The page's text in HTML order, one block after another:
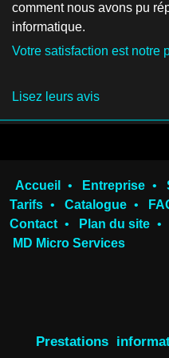
comment nous avons pu
informatique.
Votre satisfaction est notre
Lisez leurs avis
Accueil • Entreprise •
Tarifs • Catalogue •
Contact • Plan du site •
MD Micro Services
Prestations